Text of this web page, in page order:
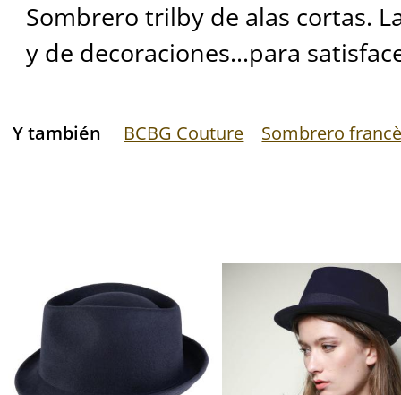
Sombrero trilby de alas cortas.
y de decoraciones...para
Y también BCBG Couture Sombrero